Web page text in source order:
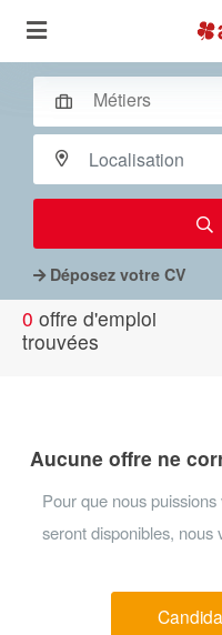
Déposez votre CV
0 offre d'emploi
trouvées
Aucune offre ne
Pour que nous
seront disponibles, nous